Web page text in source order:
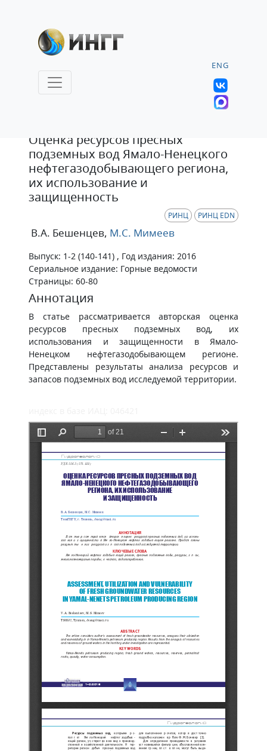
ENG
Оценка ресурсов пресных
подземных вод Ямало-Ненецкого
нефтегазодобывающего региона,
их использование и
защищенность
РИНЦ РИНЦ EDN
В.А. Бешенцев, М.С. Мимеев
Выпуск: 1-2 (140-141) , Год издания: 2016
Сериальное издание: Горные ведомости
Страницы: 60-80
Аннотация
В статье рассматривается авторская оценка
ресурсов пресных подземных вод, их
использования и защищенности в Ямало-
Ненецком нефтегазодобывающем регионе.
Представлены результаты анализа ресурсов и
запасов подземных вод исследуемой территории.